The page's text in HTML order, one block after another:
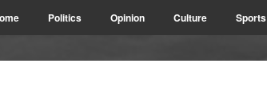
Politics Opinion Culture Sports